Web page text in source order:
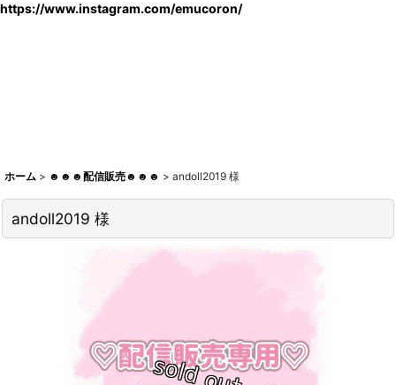
https://www.instagram.com/emucoron/
ホーム > ☻☻☻配信販売☻☻☻ > andoll2019 様
andoll2019 様